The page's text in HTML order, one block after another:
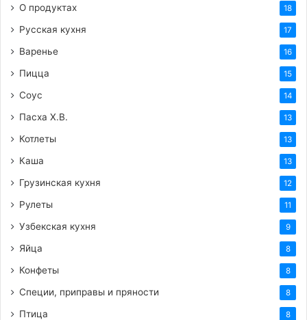
О продуктах 18
Русская кухня 17
Варенье 16
Пицца 15
Соус 14
Пасха Х.В. 13
Котлеты 13
Каша 13
Грузинская кухня 12
Рулеты 11
Узбекская кухня 9
Яйца 8
Конфеты 8
Специи, приправы и пряности 8
Птица 8